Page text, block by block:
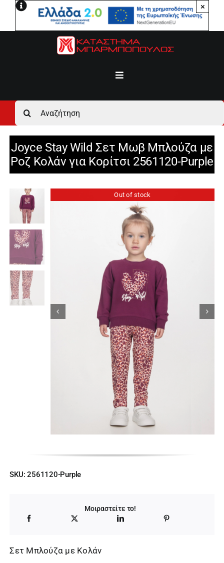
Μετάβαση
×
Toggle
Αρχική
Ανδρικά
Γυναικεία
Αγόρι
Κορίτσι
Εσώρουχα
Είδη Παρέλασης
Αναζήτηση
για:
Joyce Stay Wild Σετ Μωβ Μπλούζα με
Ροζ Κολάν για Κορίτσι 2561120-Purple
Out of stock
SKU:2561120-Purple
Μοιραστείτε το!
Σετ Μπλούζα με Κολάν